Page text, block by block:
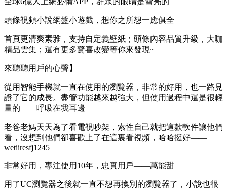
頭條視頻小說網盤小遊戲，想你之所想一應俱全
首頁更清爽素雅，支持自定義壁紙；頭條內容品質升級，大咖
精品雲集；還有更多驚喜改變等你來發現~
來聽聽用戶的心聲】
從用智能手機就一直在使用的瀏覽器，非常的好用，也一路見
證了它的成長。盡管功能越來越強大，但使用過程中還是很輕
量的——呼吸在我耳邊
老爸老媽天天為了看電視吵架，索性自己就把這款軟件讓他們
看，沒想到他們卻喜歡上了在這裏看視頻，哈哈挺好——
wetiiresfj1245
非常好用，專注使用10年，忠實用戶——萬能甜
用了UC瀏覽器之後就一直不想再換別的瀏覽器了，小說也很